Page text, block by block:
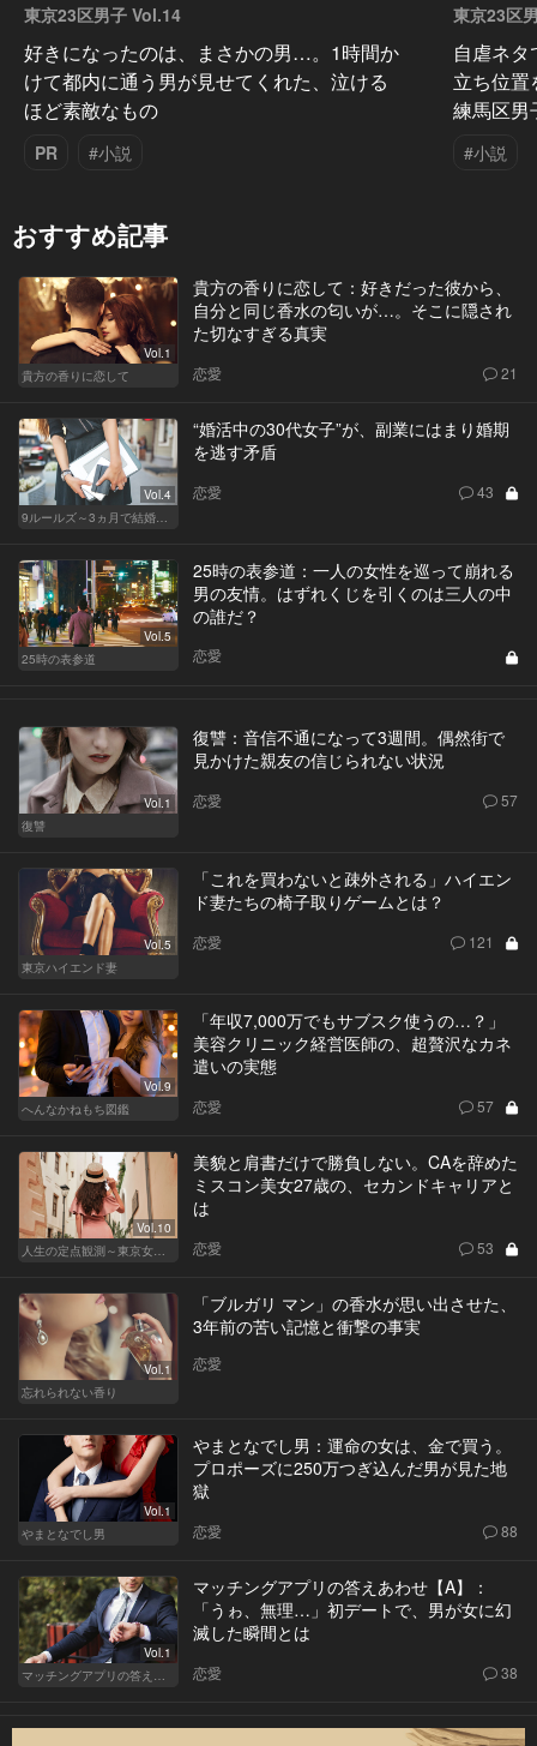
東京23区男子 Vol.14
好きになったのは、まさかの男…。1時間か
けて都内に通う男が見せてくれた、泣ける
ほど素敵なもの
PR #小説
東京23区
自虐ネ
立ち位
練馬区男
#小説
おすすめ記事
Vol.1
貴方の香りに恋して
貴方の香りに恋して：好きだった彼から、
自分と同じ香水の匂いが…。そこに隠され
た切なすぎる真実
恋愛 21
Vol.4
9ルールズ～3ヵ月で結婚する方法～
“婚活中の30代女子”が、副業にはまり婚期
を逃す矛盾
恋愛 43
Vol.5
25時の表参道
25時の表参道：一人の女性を巡って崩れる
男の友情。はずれくじを引くのは三人の中
の誰だ？
恋愛
Vol.1
復讐
復讐：音信不通になって3週間。偶然街で
見かけた親友の信じられない状況
恋愛 57
Vol.5
東京ハイエンド妻
「これを買わないと疎外される」ハイエン
ド妻たちの椅子取りゲームとは？
恋愛 121
Vol.9
へんなかねもち図鑑
「年収7,000万でもサブスク使うの…？」
美容クリニック経営医師の、超贅沢なカネ
遣いの実態
恋愛 57
Vol.10
人生の定点観測～東京女の就活事情～
美貌と肩書だけで勝負しない。CAを辞めた
ミスコン美女27歳の、セカンドキャリアと
は
恋愛 53
Vol.1
忘れられない香り
「ブルガリ マン」の香水が思い出させた、
3年前の苦い記憶と衝撃の事実
恋愛
Vol.1
やまとなでし男
やまとなでし男：運命の女は、金で買う。
プロポーズに250万つぎ込んだ男が見た地
獄
恋愛 88
Vol.1
マッチングアプリの答えあわせ【A】～SEASON2～
マッチングアプリの答えあわせ【A】：
「うゎ、無理…」初デートで、男が女に幻
滅した瞬間とは
恋愛 38